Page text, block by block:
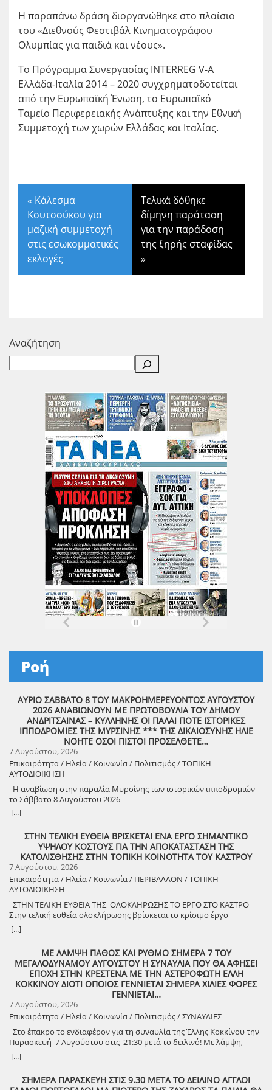
Η παραπάνω δράση διοργανώθηκε στο πλαίσιο
του «Διεθνούς Φεστιβάλ Κινηματογράφου
Ολυμπίας για παιδιά και νέους».
Το Πρόγραμμα Συνεργασίας INTERREG V-A
Ελλάδα-Ιταλία 2014 – 2020 συγχρηματοδοτείται
από την Ευρωπαϊκή Ένωση, το Ευρωπαϊκό
Ταμείο Περιφερειακής Ανάπτυξης και την Εθνική
Συμμετοχή των χωρών Ελλάδας και Ιταλίας.
« Κάλεσμα
Κουτσούκου για
μαζική συμμετοχή
στις εσωκομματικές
εκλογές
Τελικά δόθηκε
δίμηνη παράταση
για την παράδοση
της ξηρής σταφίδας
»
Αναζήτηση
Ροή
ΑΥΡΙΟ ΣΑΒΒΑΤΟ 8 ΤΟΥ ΜΑΚΡΟΗΜΕΡΕΥΟΝΤΟΣ ΑΥΓΟΥΣΤΟΥ
2026 ΑΝΑΒΙΩΝΟΥΝ ΜΕ ΠΡΩΤΟΒΟΥΛΙΑ ΤΟΥ ΔΗΜΟΥ
ΑΝΔΡΙΤΣΑΙΝΑΣ – ΚΥΛΛΗΝΗΣ ΟΙ ΠΑΛΑΙ ΠΟΤΕ ΙΣΤΟΡΙΚΕΣ
ΙΠΠΟΔΡΟΜΙΕΣ ΤΗΣ ΜΥΡΣΙΝΗΣ *** ΤΗΣ ΔΙΚΑΙΟΣΥΝΗΣ ΗΛΙΕ
ΝΟΗΤΕ ΟΣΟΙ ΠΙΣΤΟΙ ΠΡΟΣΕΛΘΕΤΕ…
7 Αυγούστου, 2026
Επικαιρότητα / Ηλεία / Κοινωνία / Πολιτισμός / ΤΟΠΙΚΗ
ΑΥΤΟΔΙΟΙΚΗΣΗ
Η αναβίωση στην παραλία Μυρσίνης των ιστορικών ιπποδρομιών
το Σάββατο 8 Αυγούστου 2026
[...]
ΣΤΗΝ ΤΕΛΙΚΗ ΕΥΘΕΙΑ ΒΡΙΣΚΕΤΑΙ ΕΝΑ ΕΡΓΟ ΣΗΜΑΝΤΙΚΟ
ΥΨΗΛΟΥ ΚΟΣΤΟΥΣ ΓΙΑ ΤΗΝ ΑΠΟΚΑΤΑΣΤΑΣΗ ΤΗΣ
ΚΑΤΟΛΙΣΘΗΣΗΣ ΣΤΗΝ ΤΟΠΙΚΗ ΚΟΙΝΟΤΗΤΑ ΤΟΥ ΚΑΣΤΡΟΥ
7 Αυγούστου, 2026
Επικαιρότητα / Ηλεία / Κοινωνία / ΠΕΡΙΒΑΛΛΟΝ / ΤΟΠΙΚΗ
ΑΥΤΟΔΙΟΙΚΗΣΗ
ΣΤΗΝ ΤΕΛΙΚΗ ΕΥΘΕΙΑ ΤΗΣ ΟΛΟΚΛΗΡΩΣΗΣ ΤΟ ΕΡΓΟ ΣΤΟ ΚΑΣΤΡΟ
Στην τελική ευθεία ολοκλήρωσης βρίσκεται το κρίσιμο έργο
αποκατάστασης της κατολίσθησης στην Τ.Κ. Κάστρου,
προϋπολογισμού 1,25 εκατομμυρίων ευρώ. Έπειτα από αυτοψία που
Λέντζας, μαζί με κλιμάκιο της Τεχνικής Υπηρεσίας και εκπροσώπους
της δημοτικής αρχής, διαπιστώθηκε πως οι παρεμβάσεις προχωρούν
άμεσα και αυστηρά εντός των χρονοδιαγραμμάτων. ​Το έργο
χρηματοδοτείται από το Εθνικό Πρόγραμμα Ανάπτυξης και στο
πλαίσιο των εξειδικευμένων εργασιών πραγματοποιήθηκαν
εκσκαφές για την απομάκρυνση των χαλαρών εδαφών,
κατασκευάστηκε ισχυρός τοίχος αντιστήριξης και τοποθετήθηκε
γεωύφασμα οπλισμένης γης, και συρματοκιβώτια καθώς και
οπλισμένο επίχωμα με ειδικό κοκκώδες υλικό. ​Ο Δήμαρχος Γιάννης
Λέντζας δήλωσε ικανοποιημένος από την εξέλιξη των εργασιών,
στέλνοντας παράλληλα το μήνυμα για τη συνέχεια: ​«Δεν σταματάμε
Στόχος μας είναι ο Δήμος Ανδραβίδας-Κυλλήνης να παραμείνει ένα
[...]
ΜΕ ΛΑΜΨΗ ΠΑΘΟΣ ΚΑΙ ΡΥΘΜΟ ΣΗΜΕΡΑ 7 ΤΟΥ
ΜΕΓΑΛΟΔΥΝΑΜΟΥ ΑΥΓΟΥΣΤΟΥ Η ΣΥΝΑΥΛΙΑ ΠΟΥ ΘΑ ΑΦΗΣΕΙ
ΕΠΟΧΗ ΣΤΗΝ ΚΡΕΣΤΕΝΑ ΜΕ ΤΗΝ ΑΣΤΕΡΟΦΩΤΗ ΕΛΛΗ
ΚΟΚΚΙΝΟΥ ΔΙΟΤΙ ΟΠΟΙΟΣ ΓΕΝΝΙΕΤΑΙ ΣΗΜΕΡΑ ΧΙΛΙΕΣ ΦΟΡΕΣ
ΓΕΝΝΙΕΤΑΙ…
7 Αυγούστου, 2026
Επικαιρότητα / Ηλεία / Κοινωνία / Πολιτισμός / ΣΥΝΑΥΛΙΕΣ
Στο έπακρο το ενδιαφέρον για τη συναυλία της Έλλης Κοκκίνου την
Παρασκευή 7 Αυγούστου στις 21:30 μετά το δειλινό! Με λάμψη,
πάθος και ρυθμό! Στο χώρο Γιορτής Σταφίδας Κρεστένων με
διοργανωτή το Δήμο Ανδρίτσαινας-Κρεστένων Στο κατακόρυφο
για τη δωρεάν συναυλία της δημοφιλούς ερμηνεύτριας Έλλης
[...]
ΣΗΜΕΡΑ ΠΑΡΑΣΚΕΥΗ ΣΤΙΣ 9.30 ΜΕΤΑ ΤΟ ΔΕΙΛΙΝΟ ΑΓΓΛΟΙ